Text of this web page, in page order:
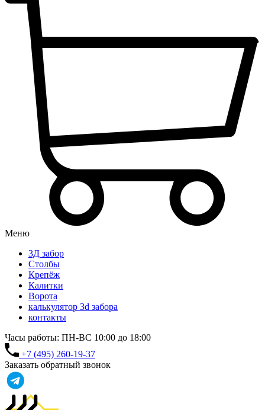
Меню
3Д забор
Столбы
Крепёж
Калитки
Ворота
калькулятор 3d забора
контакты
Часы работы: ПН-ВС 10:00 до 18:00
+7 (495) 260-19-37
Заказать обратный звонок